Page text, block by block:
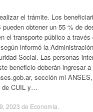
el trámite. Los
pueden obtener un 55 % de
el transporte público a través
informó la
Social. Las personas
beneficio deberán ingresar a
sección mi
de CUIL y…
2023 de Economía